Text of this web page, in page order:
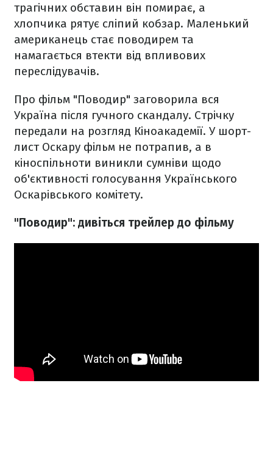
трагічних обставин він помирає, а
хлопчика рятує сліпий кобзар. Маленький
американець стає поводирем та
намагається втекти від впливових
переслідувачів.
Про фільм "Поводир" заговорила вся
Україна після гучного скандалу. Стрічку
передали на розгляд Кіноакадемії. У шорт-
лист Оскару фільм не потрапив, а в
кіноспільноти виникли сумніви щодо
об'єктивності голосування Українського
Оскарівського комітету.
"Поводир": дивіться трейлер до фільму